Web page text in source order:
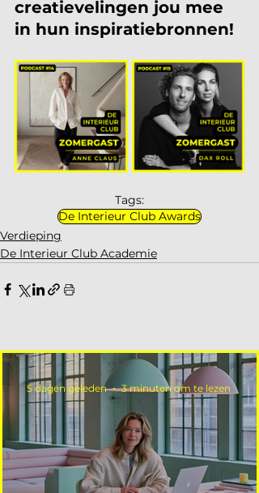
creatievelingen jou mee
in hun inspiratiebronnen!
Tags:
De Interieur Club Awards
Verdieping
De Interieur Club Academie
5 dagen geleden 3 minuten om te lezen